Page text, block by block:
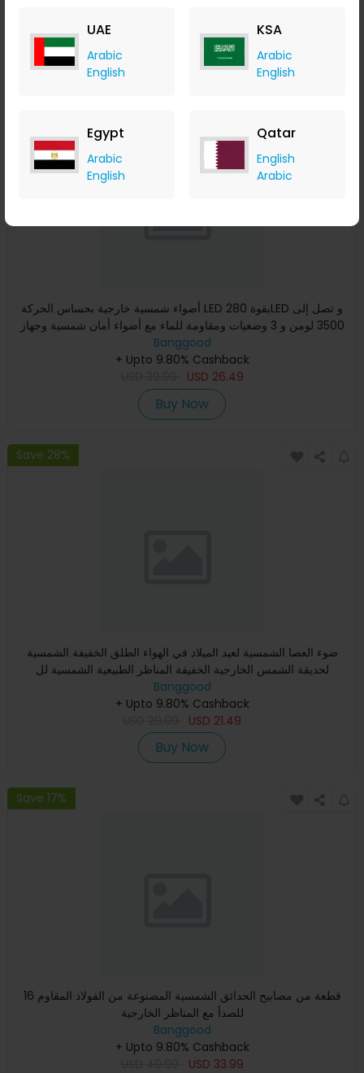
UAE
Arabic
English
KSA
Arabic
English
Egypt
Arabic
English
Qatar
English
Arabic
USD27.99
أضواء شمسية خارجية بحساس الحركة LED بقوة 280LED و تصل إلى
3500 لومن و 3 وضعيات ومقاومة للماء مع أضواء أمان شمسية وجهاز
ت
Banggood
+ Upto 9.80% Cashback
USD 26.49
Buy Now
Save 28%
ضوء العصا الشمسية لعيد الميلاد في الهواء الطلق الخفيفة الشمسية
لحديقة الشمس الخارجية الخفيفة المناظر الطبيعية الشمسية لل
Banggood
+ Upto 9.80% Cashback
USD 21.49
Buy Now
Save 17%
16 قطعة من مصابيح الحدائق الشمسية المصنوعة من الفولاذ المقاوم
للصدأ مع المناظر الخارجية
Banggood
+ Upto 9.80% Cashback
USD 33.99